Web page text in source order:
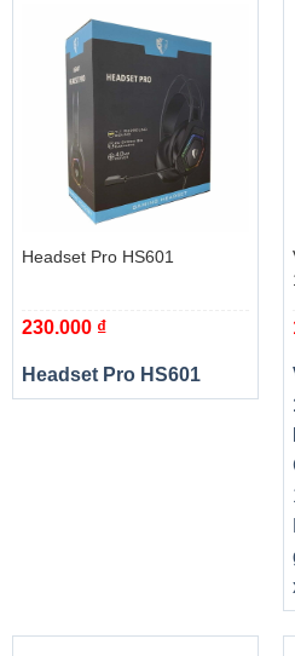
Headset Pro HS601
230.000 ₫
Headset Pro HS601